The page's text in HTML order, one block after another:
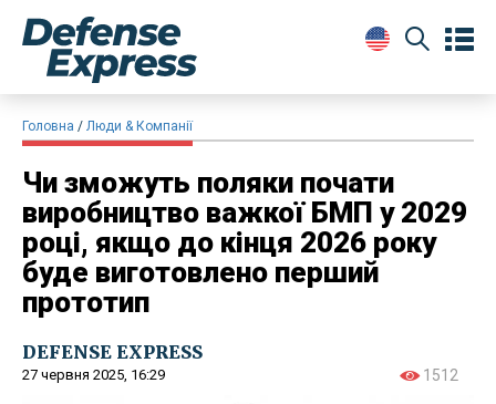
Головна Люди & Компанії
Чи зможуть поляки почати
виробництво важкої БМП у 2029
році, якщо до кінця 2026 року
буде виготовлено перший
прототип
DEFENSE EXPRESS
27 червня 2025, 16:29 1512